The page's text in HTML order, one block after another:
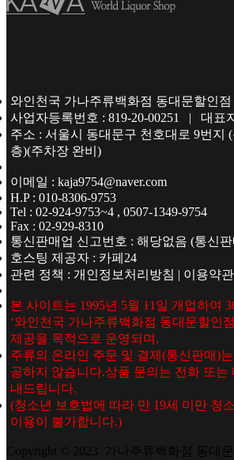
와인천국 가나주류백화점 동대문할인점
사업자등록번호 : 819-20-00251 | 대표
주소 : 서울시 동대문구 천호대로 9번지
층)(주차장 완비)
이메일 : kaja9754@naver.com
H.P : 010-8306-9753
Tel : 02-924-9753~4 , 0507-1349-9754
Fax : 02-929-8310
통신판매업 신고번호 : 해당없음 (통신
호스팅 제공자 : 카페24
관련 정책 : 개인정보처리방침 | 이용약관
본 사이트는 1995년 5월 11일 개업하여
‘와인천국 가나주류백화점 동대문할인
제공을 목적으로 운영되며,
주류의 온라인 주문 및 결제(통신판매)
공하지 않습니다.상품 문의는 전화 또는
내드립니다.
(청소년 보호법에 따라 만 19세 미만 청
이용이 불가합니다.)
Copyright © 2023 가나주류백화점 동대